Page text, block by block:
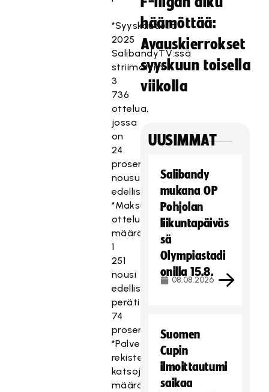
*Syyskaudella
2025
SalibandyTV:ssä
striimattiin
3
736
ottelua,
jossa
on
24
prosentin
nousu
edellisvuoteen.
*Maksullisten
otteluiden
määrä
1
251
nousi
edellisvuodesta
peräti
74
prosenttia.
*Palveluun
rekisteröityneiden
katsojien
määrä
häämöttää:
Avauskierrokset
syyskuun toisella
viikolla
UUSIMMAT
Salibandy
mukana OP
Pohjolan
liikuntapäiväs
sä
Olympiastadi
onilla 15.8.
08.08.2026
Suomen
Cupin
ilmoittautumi
saikaa